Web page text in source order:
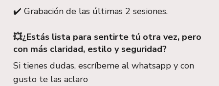
✔️ Grabación de las últimas 2 sesiones.
💥¿Estás lista para sentirte tú otra vez, pero
con más claridad, estilo y seguridad?
Si tienes dudas, escríbeme al whatsapp y con
gusto te las aclaro